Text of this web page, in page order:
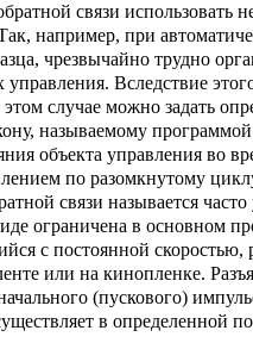
связи использовать
например, при
чрезвычайно трудно
управления. Вследст­вие
случае можно задать
называемому
объекта управления во
по разомкнутому
связи называется
ограничена в
с постоянной
или на кинопленке.
(пускового)
в опреде­ленной